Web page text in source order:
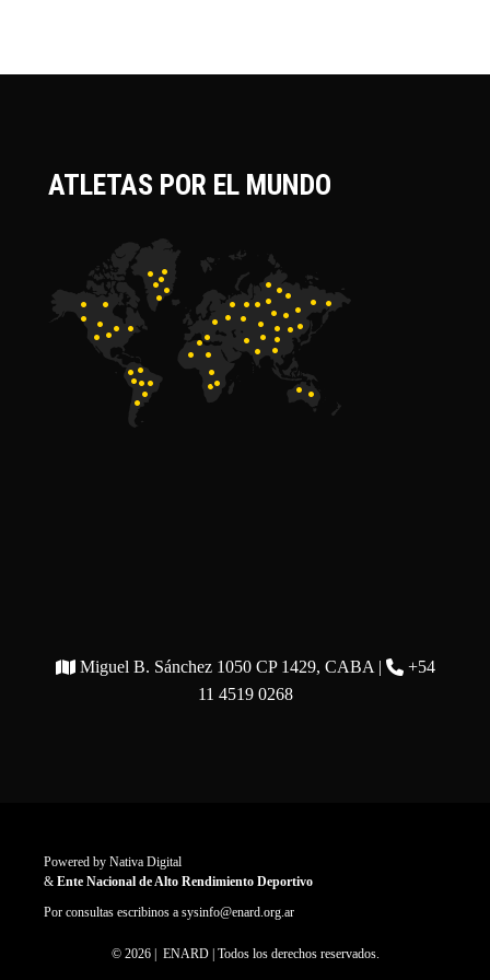
ATLETAS POR EL MUNDO
Miguel B. Sánchez 1050 CP 1429, CABA |
+54
11 4519 0268
Powered by Nativa Digital
& Ente Nacional de Alto Rendimiento Deportivo
Por consultas escribinos a sysinfo@enard.org.ar
© 2026 | ENARD | Todos los derechos reservados.